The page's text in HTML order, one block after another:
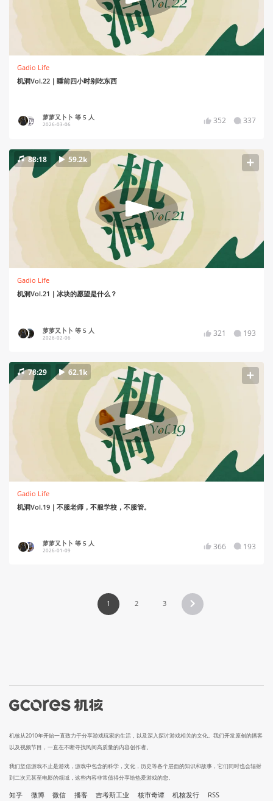
Gadio Life
机洞Vol.22｜睡前四小时别吃东西
萝萝又卜卜 等 5 人
2026-03-06 352 337
88:18 59.2k
Gadio Life
机洞Vol.21｜冰块的愿望是什么？
萝萝又卜卜 等 5 人
2026-02-06 321 193
78:29 62.1k
Gadio Life
机洞Vol.19｜不服老师，不服学校，不服管。
萝萝又卜卜 等 5 人
2026-01-09 366 193
1 2 3
机核从2010年开始一直致力于分享游戏玩家的生活，以及深入探讨游戏相关的文化。我们开发原创的播客
以及视频节目，一直在不断寻找民间高质量的内容创作者。
我们坚信游戏不止是游戏，游戏中包含的科学，文化，历史等各个层面的知识和故事，它们同时也会辐射
到二次元甚至电影的领域，这些内容非常值得分享给热爱游戏的您。
知乎 微博 微信 播客 吉考斯工业 核市奇谭 机核发行 RSS